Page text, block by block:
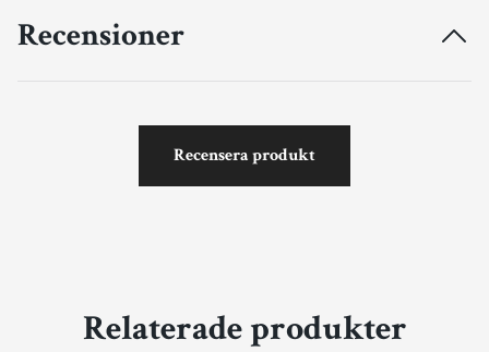
Recensioner
Recensera produkt
Relaterade produkter